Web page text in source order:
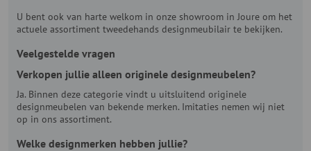
U bent ook van harte welkom in onze showroom in Joure om het
actuele assortiment tweedehands designmeubilair te bekijken.
Veelgestelde vragen
Verkopen jullie alleen originele designmeubelen?
Ja. Binnen deze categorie vindt u uitsluitend originele
designmeubelen van bekende merken. Imitaties nemen wij niet
op in ons assortiment.
Welke designmerken hebben jullie?